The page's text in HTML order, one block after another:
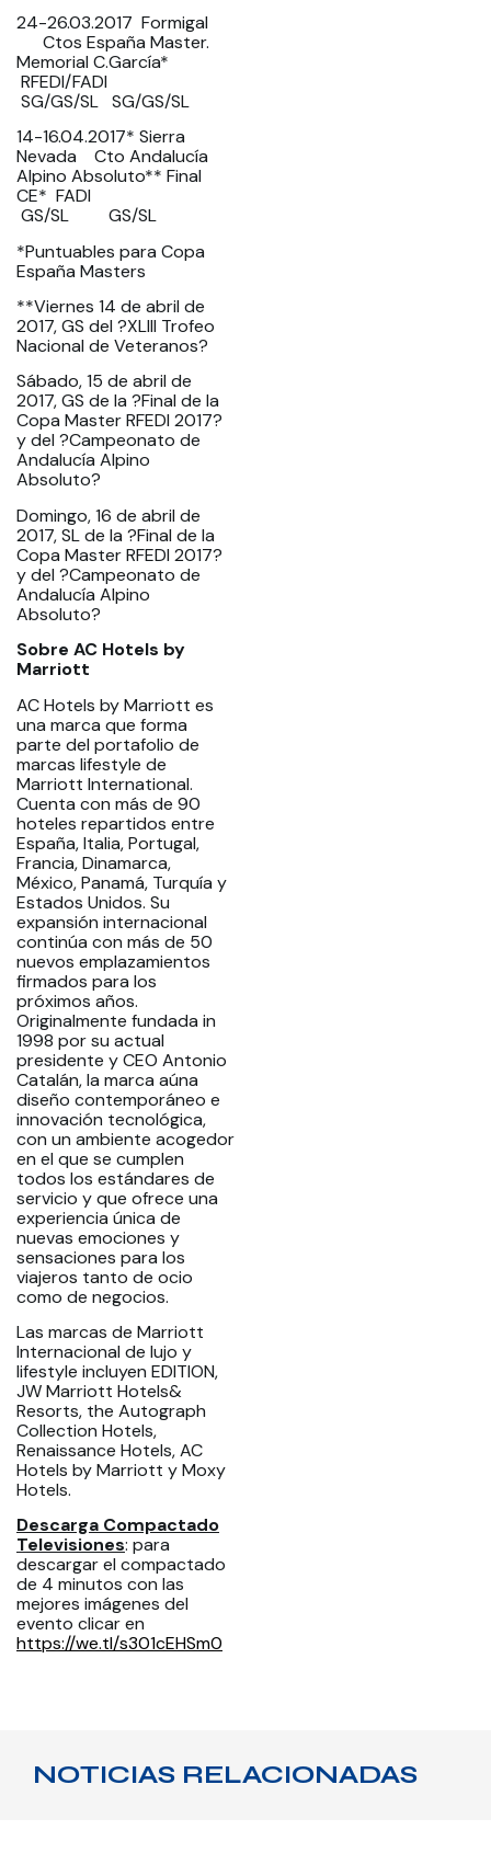
24-26.03.2017 Formigal
Ctos España Master.
Memorial C.García*
RFEDI/FADI
SG/GS/SL SG/GS/SL
14-16.04.2017* Sierra
Nevada Cto Andalucía
Alpino Absoluto** Final
CE* FADI
GS/SL GS/SL
*Puntuables para Copa
España Masters
**Viernes 14 de abril de
2017, GS del ?XLIII Trofeo
Nacional de Veteranos?
Sábado, 15 de abril de
2017, GS de la ?Final de la
Copa Master RFEDI 2017?
y del ?Campeonato de
Andalucía Alpino
Absoluto?
Domingo, 16 de abril de
2017, SL de la ?Final de la
Copa Master RFEDI 2017?
y del ?Campeonato de
Andalucía Alpino
Absoluto?
Sobre AC Hotels by
Marriott
AC Hotels by Marriott es
una marca que forma
parte del portafolio de
marcas lifestyle de
Marriott International.
Cuenta con más de 90
hoteles repartidos entre
España, Italia, Portugal,
Francia, Dinamarca,
México, Panamá, Turquía y
Estados Unidos. Su
expansión internacional
continúa con más de 50
nuevos emplazamientos
firmados para los
próximos años.
Originalmente fundada in
1998 por su actual
presidente y CEO Antonio
Catalán, la marca aúna
diseño contemporáneo e
innovación tecnológica,
con un ambiente acogedor
en el que se cumplen
todos los estándares de
servicio y que ofrece una
experiencia única de
nuevas emociones y
sensaciones para los
viajeros tanto de ocio
como de negocios.
Las marcas de Marriott
Internacional de lujo y
lifestyle incluyen EDITION,
JW Marriott Hotels&
Resorts, the Autograph
Collection Hotels,
Renaissance Hotels, AC
Hotels by Marriott y Moxy
Hotels.
Descarga Compactado
Televisiones: para
descargar el compactado
de 4 minutos con las
mejores imágenes del
evento clicar en
https://we.tl/s301cEHSm0
NOTICIAS RELACIONADAS